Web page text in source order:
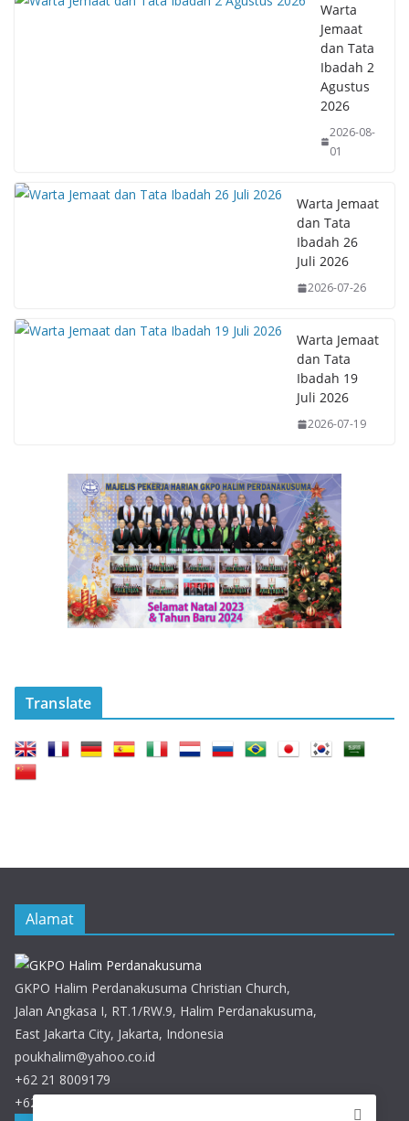
Warta
Jemaat
dan Tata
Ibadah 2
Agustus
2026
2026-08-
01
Warta Jemaat
dan Tata
Ibadah 26
Juli 2026
2026-07-26
Warta Jemaat
dan Tata
Ibadah 19
Juli 2026
2026-07-19
Translate
Alamat
GKPO Halim Perdanakusuma Christian Church,
Jalan Angkasa I, RT.1/RW.9, Halim Perdanakusuma,
East Jakarta City, Jakarta, Indonesia
poukhalim@yahoo.co.id
+62 21 8009179
+62 21 8009179